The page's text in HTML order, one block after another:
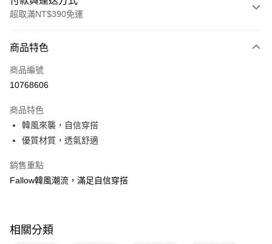
超取滿NT$390免運
POYA支付
信用卡一次付款
LINE Pay
Apple Pay
街口支付
AFTEE先享後付
商品特色
商品編號
10768606
商品特色
韓風來襲，自信穿搭
優質材質，透氣舒適
銷售重點
Fallow韓風潮流，滿足自信穿搭
相關分類